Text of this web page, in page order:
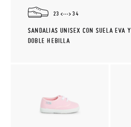
23 34
SANDALIAS UNISEX CON SUELA EVA Y
DOBLE HEBILLA